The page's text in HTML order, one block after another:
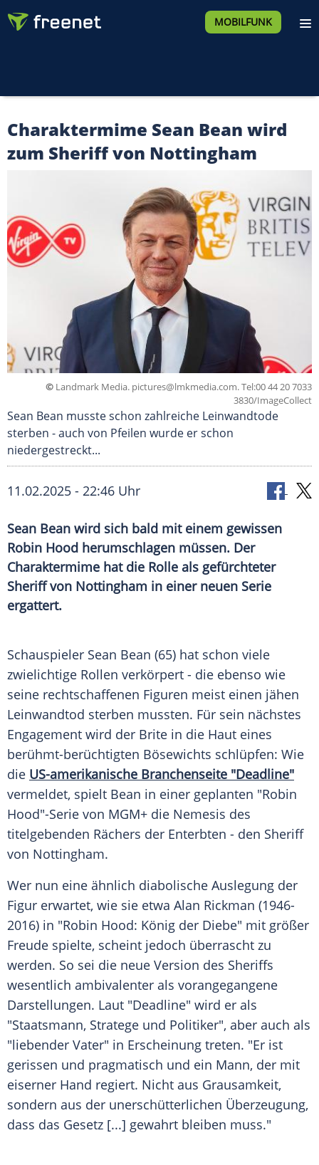
MOBILFUNK
Charaktermime Sean Bean wird
zum Sheriff von Nottingham
© Landmark Media. pictures@lmkmedia.com. Tel:00 44 20 7033
3830/ImageCollect
Sean Bean musste schon zahlreiche Leinwandtode
sterben - auch von Pfeilen wurde er schon
niedergestreckt...
11.02.2025 - 22:46 Uhr
Sean Bean wird sich bald mit einem gewissen
Robin Hood herumschlagen müssen. Der
Charaktermime hat die Rolle als gefürchteter
Sheriff von Nottingham in einer neuen Serie
ergattert.
Schauspieler Sean Bean (65) hat schon viele
zwielichtige Rollen verkörpert - die ebenso wie
seine rechtschaffenen Figuren meist einen jähen
Leinwandtod sterben mussten. Für sein nächstes
Engagement wird der Brite in die Haut eines
berühmt-berüchtigten Bösewichts schlüpfen: Wie
die US-amerikanische Branchenseite "Deadline"
vermeldet, spielt Bean in einer geplanten "Robin
Hood"-Serie von MGM+ die Nemesis des
titelgebenden Rächers der Enterbten - den Sheriff
von Nottingham.
Wer nun eine ähnlich diabolische Auslegung der
Figur erwartet, wie sie etwa Alan Rickman (1946-
2016) in "Robin Hood: König der Diebe" mit größer
Freude spielte, scheint jedoch überrascht zu
werden. So sei die neue Version des Sheriffs
wesentlich ambivalenter als vorangegangene
Darstellungen. Laut "Deadline" wird er als
"Staatsmann, Stratege und Politiker", aber auch als
"liebender Vater" in Erscheinung treten. "Er ist
gerissen und pragmatisch und ein Mann, der mit
eiserner Hand regiert. Nicht aus Grausamkeit,
sondern aus der unerschütterlichen Überzeugung,
dass das Gesetz [...] gewahrt bleiben muss."